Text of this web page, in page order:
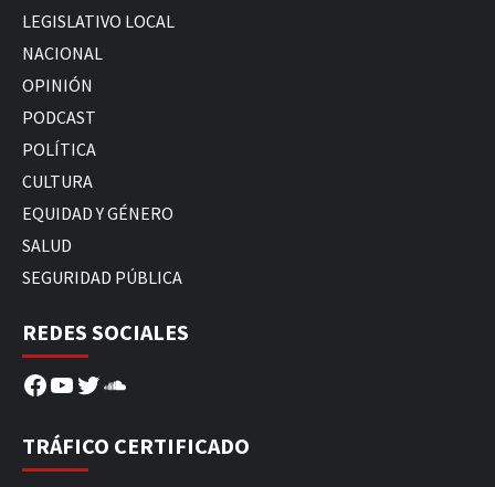
LEGISLATIVO LOCAL
NACIONAL
OPINIÓN
PODCAST
POLÍTICA
CULTURA
EQUIDAD Y GÉNERO
SALUD
SEGURIDAD PÚBLICA
REDES SOCIALES
Facebook
YouTube
Twitter
SoundCloud
TRÁFICO CERTIFICADO